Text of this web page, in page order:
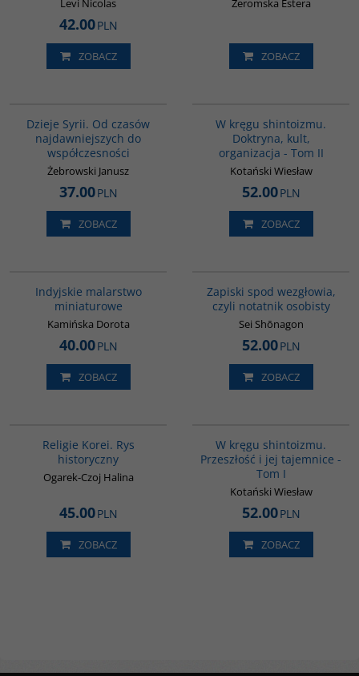
Levi Nicolas
42.00PLN
ZOBACZ
Żeromska Estera
ZOBACZ
Dzieje Syrii. Od czasów
najdawniejszych do
współczesności
Żebrowski Janusz
37.00PLN
ZOBACZ
W kręgu shintoizmu.
Doktryna, kult,
organizacja - Tom II
Kotański Wiesław
52.00PLN
ZOBACZ
Indyjskie malarstwo
miniaturowe
Kamińska Dorota
40.00PLN
ZOBACZ
Zapiski spod wezgłowia,
czyli notatnik osobisty
Sei Shōnagon
52.00PLN
ZOBACZ
Religie Korei. Rys
historyczny
Ogarek-Czoj Halina
45.00PLN
ZOBACZ
W kręgu shintoizmu.
Przeszłość i jej tajemnice -
Tom I
Kotański Wiesław
52.00PLN
ZOBACZ